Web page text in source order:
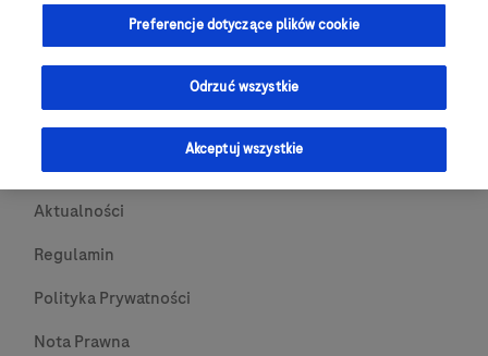
Wszystkie lokalizacje
Skontaktuj się z nami
O nas
Aktualności
Regulamin
Polityka Prywatności
Nota Prawna
Preferencje dotyczące plików cookie
Odrzuć wszystkie
Akceptuj wszystkie